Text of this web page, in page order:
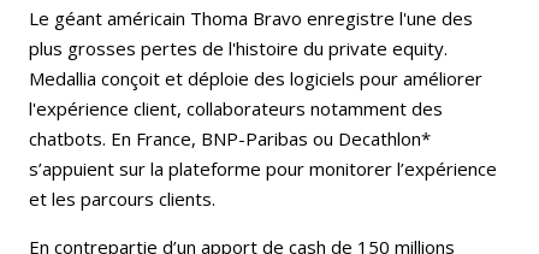
Le géant américain Thoma Bravo enregistre l'une des
plus grosses pertes de l'histoire du private equity.
Medallia conçoit et déploie des logiciels pour améliorer
l'expérience client, collaborateurs notamment des
chatbots. En France, BNP-Paribas ou Decathlon*
s’appuient sur la plateforme pour monitorer l’expérience
et les parcours clients.
En contrepartie d’un apport de cash de 150 millions